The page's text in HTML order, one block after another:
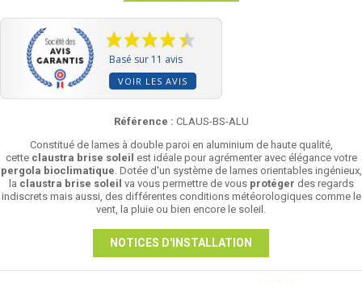
Basé sur 11 avis
VOIR LES AVIS
Référence : CLAUS-BS-ALU
Constitué de lames à double paroi en aluminium de haute qualité,
cette claustra brise soleil est idéale pour agrémenter avec élégance votre
pergola bioclimatique. Dotée d'un système de lames orientables ingénieux,
la claustra brise soleil va vous permettre de vous protéger des regards
indiscrets mais aussi, des différentes conditions météorologiques comme le
vent, la pluie ou bien encore le soleil.
NOTICES D'INSTALLATION